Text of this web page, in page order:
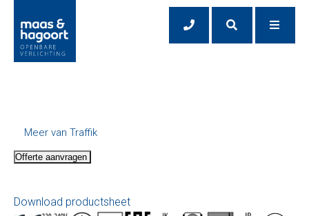
Meer van Traffik
Offerte aanvragen
Download productsheet